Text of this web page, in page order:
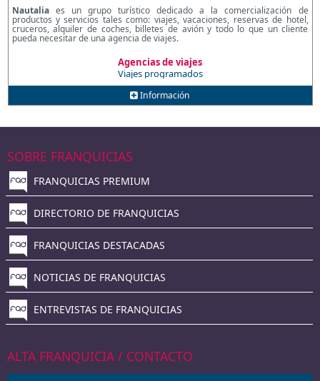
Nautaliaes un grupo turístico dedicado a la comercialización de
productos y servicios tales como: viajes, vacaciones, reservas de hotel,
cruceros, alquiler de coches, billetes de avión y todo lo que un cliente
pueda necesitar de una agencia de viajes.
Agencias de viajes
Viajes programados
Información
SOBRE FRANQUICIAS
FRANQUICIAS PREMIUM
DIRECTORIO DE FRANQUICIAS
FRANQUICIAS DESTACADAS
NOTICIAS DE FRANQUICIAS
ENTREVISTAS DE FRANQUICIAS
ALTA FRANQUICIA / CONTACTO